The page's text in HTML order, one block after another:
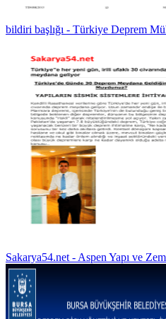
bildiri başlığı - Türkiye Deprem
Sakarya54.net - Aspen Yapı ve